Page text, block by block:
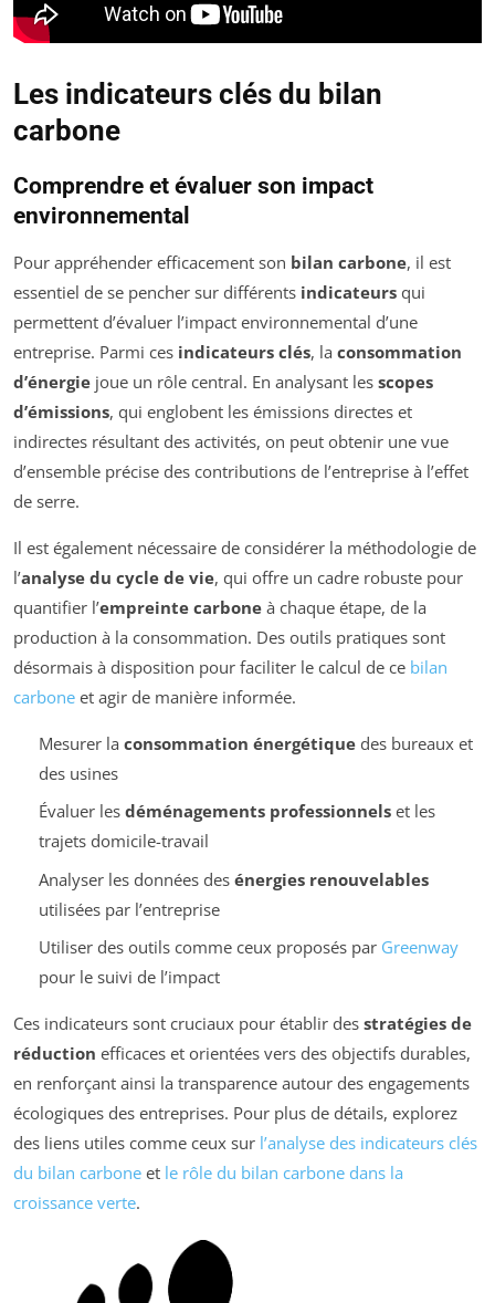
Les indicateurs clés du bilan
carbone
Comprendre et évaluer son impact
environnemental
Pour appréhender efficacement son bilan carbone, il est
essentiel de se pencher sur différents indicateurs qui
permettent d’évaluer l’impact environnemental d’une
entreprise. Parmi ces indicateurs clés, la consommation
d’énergie joue un rôle central. En analysant les scopes
d’émissions, qui englobent les émissions directes et
indirectes résultant des activités, on peut obtenir une vue
d’ensemble précise des contributions de l’entreprise à l’effet
de serre.
Il est également nécessaire de considérer la méthodologie de
l’analyse du cycle de vie, qui offre un cadre robuste pour
quantifier l’empreinte carbone à chaque étape, de la
production à la consommation. Des outils pratiques sont
désormais à disposition pour faciliter le calcul de ce bilan
carbone et agir de manière informée.
Mesurer la consommation énergétiquedes bureaux et
des usines
Évaluer les déménagements professionnelset les
trajets domicile-travail
Analyser les données des énergies renouvelables
utilisées par l’entreprise
Utiliser des outils comme ceux proposés par Greenway
pour le suivi de l’impact
Ces indicateurs sont cruciaux pour établir des stratégies de
réduction efficaces et orientées vers des objectifs durables,
en renforçant ainsi la transparence autour des engagements
écologiques des entreprises. Pour plus de détails, explorez
des liens utiles comme ceux sur l’analyse des indicateurs clés
du bilan carbone et le rôle du bilan carbone dans la
croissance verte.